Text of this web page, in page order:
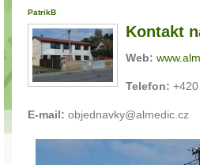
PatrikB
Kontakt
Web:
Telefon:
E-mail: objednavky@almedic.cz